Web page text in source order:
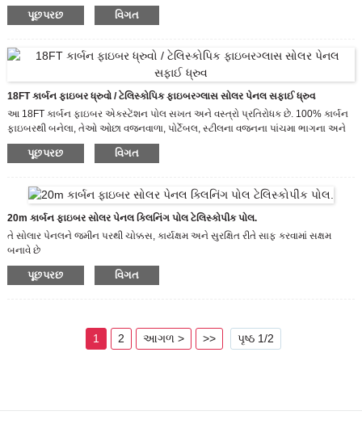
જરૂરિયાતોને પૂર્ણ કરે છે, જે સલામત અને વિશ્વસનીય છે.
પૂછપરછ વિગત
18FT કાર્બન ફાઇબર ધ્રુવો / ટેલિસ્કોપિક ફાઇબરગ્લાસ સોલર પેનલ સફાઈ ધ્રુવ
આ 18FT કાર્બન ફાઇબર એક્સ્ટેંશન પોલ સખત અને વસ્ત્રો પ્રતિરોધક છે. 100% કાર્બન
ફાઇબરથી બનેલા, તેઓ ઓછા વજનવાળા, પોર્ટેબલ, સ્ટીલના વજનના પાંચમા ભાગના અને
અનેક ગણા મજબૂત હોય છે, કાર્બન ફાઇબર ટેલિસ્કોપિંગ ધ્રુવો આદર્શ રીતે હોય છે.
પૂછપરછ વિગત
20m કાર્બન ફાઇબર સોલર પેનલ ક્લિનિંગ પોલ ટેલિસ્કોપીક પોલ.
તે સોલાર પેનલને જમીન પરથી ચોક્કસ, કાર્યક્ષમ અને સુરક્ષિત રીતે સાફ કરવામાં સક્ષમ
બનાવે છે
આ કાર્બન ફાઇબર ટેલિસ્કોપિંગ ધ્રુવો વિના પ્રયાસે સ્લાઇડ કરે છે અને કોઈપણ લંબાઈ,
ઉપયોગમાં સરળ, વહન કરવા માટે સરળ અને સ્ટોક કરવા માટે સરળ હોઈ શકે છે.
પૂછપરછ વિગત
1 2 આગળ > >> પૃષ્ઠ 1/2